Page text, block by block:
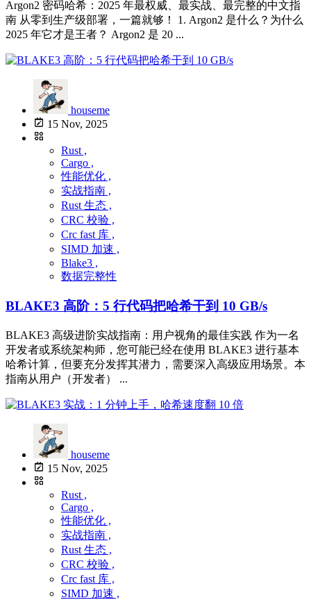
Argon2 密码哈希：2025 年最权威、最实战、最完整的中文指
南 从零到生产级部署，一篇就够！ 1. Argon2 是什么？为什么
2025 年它才是王者？ Argon2 是 20 ...
houseme
15 Nov, 2025
Rust ,
Cargo ,
性能优化 ,
实战指南 ,
Rust 生态 ,
CRC 校验 ,
Crc fast 库 ,
SIMD 加速 ,
Blake3 ,
数据完整性
BLAKE3 高阶：5 行代码把哈希干到 10 GB/s
BLAKE3 高级进阶实战指南：用户视角的最佳实践 作为一名
开发者或系统架构师，您可能已经在使用 BLAKE3 进行基本
哈希计算，但要充分发挥其潜力，需要深入高级应用场景。本
指南从用户（开发者） ...
houseme
15 Nov, 2025
Rust ,
Cargo ,
性能优化 ,
实战指南 ,
Rust 生态 ,
CRC 校验 ,
Crc fast 库 ,
SIMD 加速 ,